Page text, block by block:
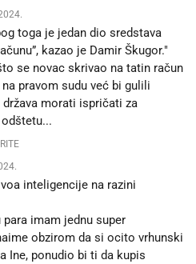
toga je jedan dio sredstava
kazao je Damir Škugor."
se novac skrivao na tatin račun
na pravom sudu već bi gulili
morati ispričati za
inteligencije na razini
imam jednu super
obzirom da si ocito vrhunski
Ine, ponudio bi ti da kupis